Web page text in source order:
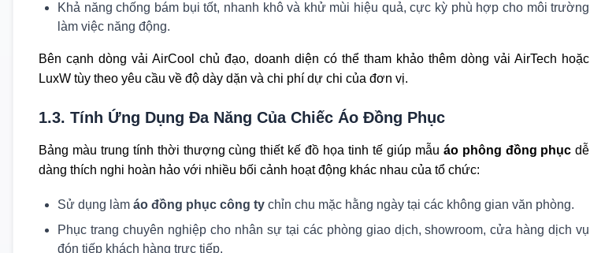
Khả năng chống bám bụi tốt, nhanh khô và khử mùi hiệu quả, cực kỳ phù hợp cho môi trường
làm việc năng động.
Bên cạnh dòng vải AirCool chủ đạo, doanh diện có thể tham khảo thêm dòng vải AirTech hoặc
LuxW tùy theo yêu cầu về độ dày dặn và chi phí dự chi của đơn vị.
1.3. Tính Ứng Dụng Đa Năng Của Chiếc Áo Đồng Phục
Bảng màu trung tính thời thượng cùng thiết kế đồ họa tinh tế giúp mẫu áo phông đồng phục dễ
dàng thích nghi hoàn hảo với nhiều bối cảnh hoạt động khác nhau của tổ chức:
Sử dụng làm áo đồng phục công ty chỉn chu mặc hằng ngày tại các không gian văn phòng.
Phục trang chuyên nghiệp cho nhân sự tại các phòng giao dịch, showroom, cửa hàng dịch vụ
đón tiếp khách hàng trực tiếp.